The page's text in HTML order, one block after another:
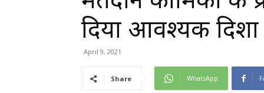
दिया आवश्यक दिशा
April 9, 2021
Share WhatsApp